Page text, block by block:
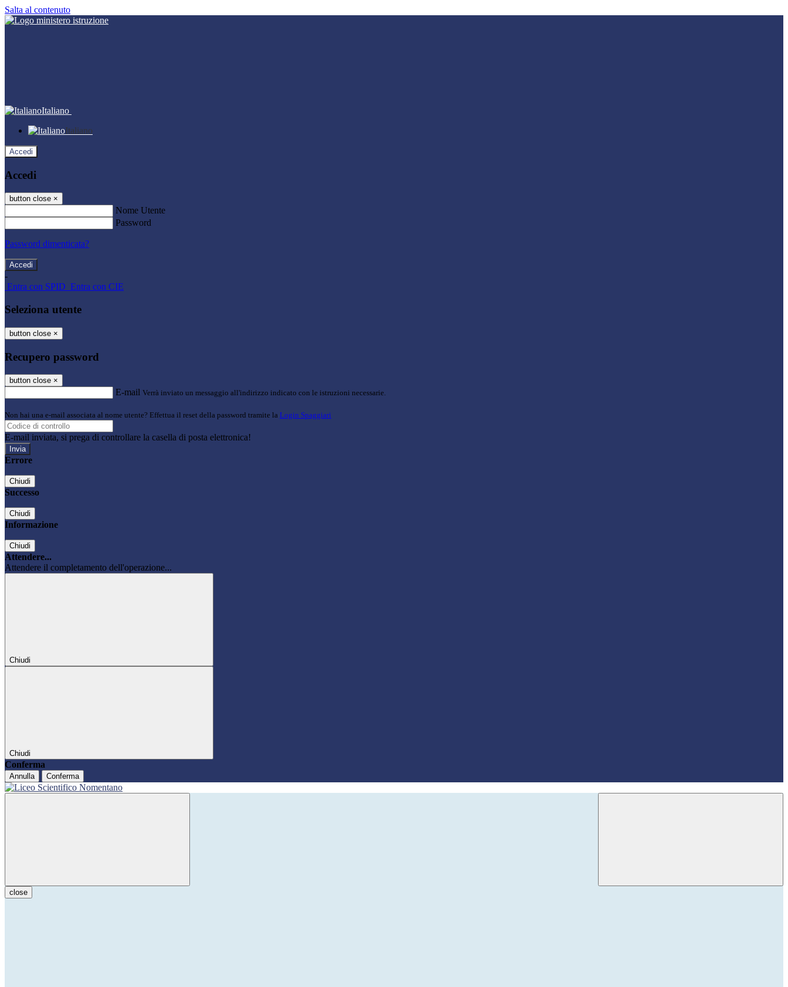
Salta al contenuto
Italiano
Italiano
Accedi
Accedi
button close ×
Nome Utente
Password
Password dimenticata?
-
Entra con SPID Entra con CIE
Seleziona utente
button close ×
Recupero password
button close ×
E-mail Verrà inviato un messaggio all'indirizzo indicato con le istruzioni necessarie.
Non hai una e-mail associata al nome utente? Effettua il reset della password tramite la Login Spaggiari
E-mail inviata, si prega di controllare la casella di posta elettronica!
Errore
Chiudi
Successo
Chiudi
Informazione
Chiudi
Attendere...
Attendere il completamento dell'operazione...
Chiudi
Chiudi
Conferma
Annulla Conferma
close